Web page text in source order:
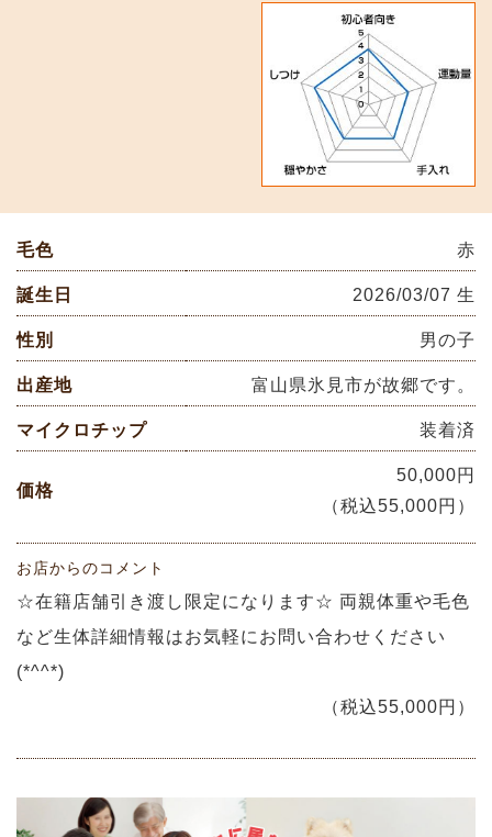
毛色 赤
誕生日 2026/03/07 生
性別 男の子
出産地 富山県氷見市が故郷です。
マイクロチップ 装着済
価格
50,000円
（税込55,000円）
お店からのコメント
☆在籍店舗引き渡し限定になります☆ 両親体重や毛色
など生体詳細情報はお気軽にお問い合わせください
(*^^*)
（税込55,000円）